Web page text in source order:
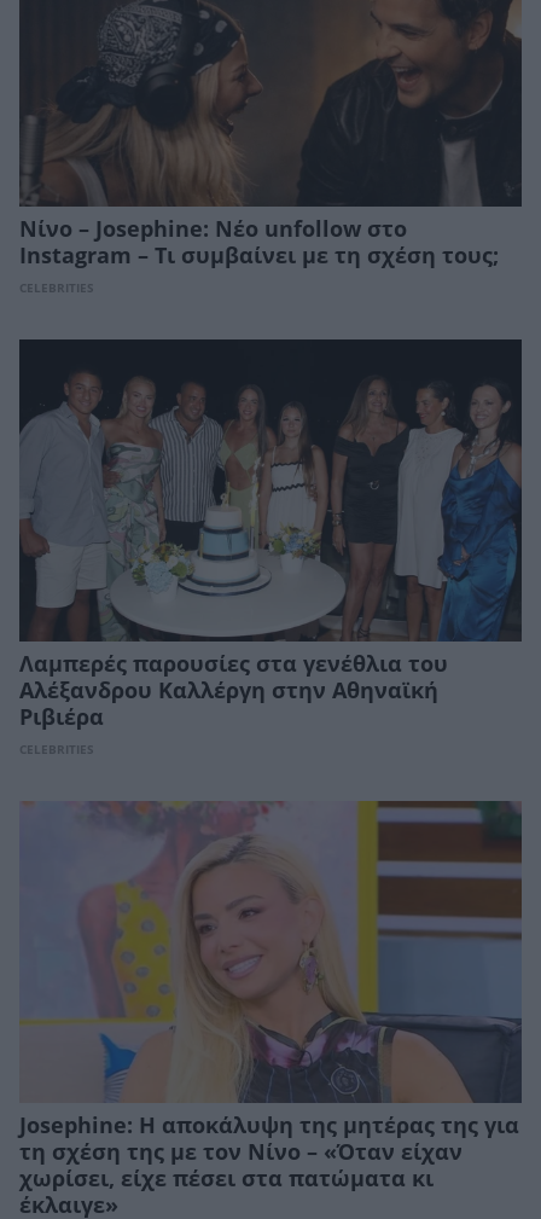
Νίνο – Josephine: Νέο unfollow στο
Instagram – Τι συμβαίνει με τη σχέση τους;
CELEBRITIES
Λαμπερές παρουσίες στα γενέθλια του
Αλέξανδρου Καλλέργη στην Αθηναϊκή
Ριβιέρα
CELEBRITIES
Josephine: Η αποκάλυψη της μητέρας της για
τη σχέση της με τον Νίνο – «Όταν είχαν
χωρίσει, είχε πέσει στα πατώματα κι
έκλαιγε»